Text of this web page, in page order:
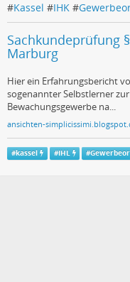
#Kassel #IHK #
Sachkundeprüfung
Marburg
Hier ein Erfahrungsbericht
sogenannter Selbstlerner
Bewachungsgewerbe na...
ansichten-
#kassel #IHL #